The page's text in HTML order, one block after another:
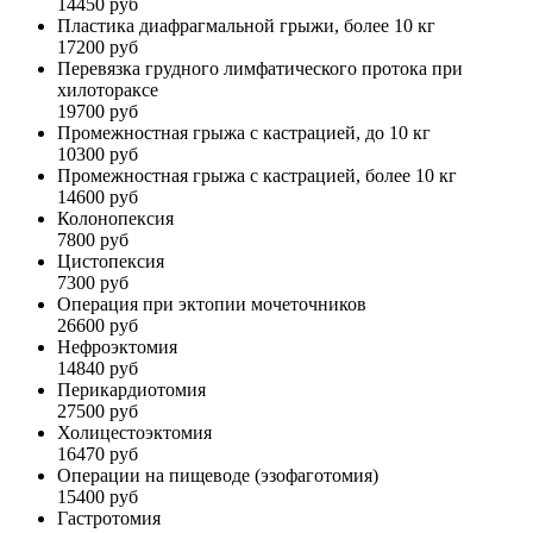
Пластика диафрагмальной грыжи, более 10 кг
17200 руб
Перевязка грудного лимфатического протока при
хилотораксе
19700 руб
Промежностная грыжа с кастрацией, до 10 кг
10300 руб
Промежностная грыжа с кастрацией, более 10 кг
14600 руб
Колонопексия
7800 руб
Цистопексия
7300 руб
Операция при эктопии мочеточников
26600 руб
Нефроэктомия
14840 руб
Перикардиотомия
27500 руб
Холицестоэктомия
16470 руб
Операции на пищеводе (эзофаготомия)
15400 руб
Гастротомия